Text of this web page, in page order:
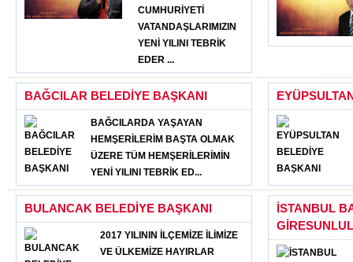
CUMHURİYETİ
VATANDAŞLARIMIZIN
YENİ YILINI TEBRİK
EDER ...
BAĞCILAR BELEDİYE BAŞKANI
BAĞCILARDA YAŞAYAN
HEMŞERİLERİM BAŞTA OLMAK
ÜZERE TÜM HEMŞERİLERİMİN
YENİ YILINI TEBRİK ED...
BULANCAK BELEDİYE BAŞKANI
2017 YILININ İLÇEMİZE İLİMİZE
VE ÜLKEMİZE HAYIRLAR
İSTANBUL